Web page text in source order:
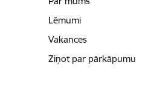
Lēmumi
Vakances
Ziņot par pārkāpumu